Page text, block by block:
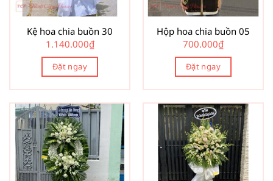
Kệ hoa chia buồn 30
1.140.000₫
Đặt ngay
Hộp hoa chia buồn 05
700.000₫
Đặt ngay